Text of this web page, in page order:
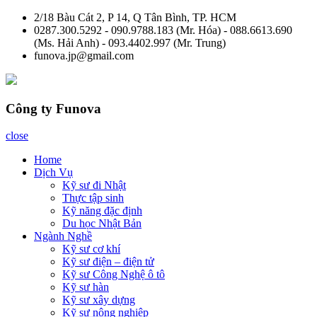
Skip
content
2/18 Bàu Cát 2, P 14, Q Tân Bình, TP. HCM
0287.300.5292 - 090.9788.183 (Mr. Hóa) - 088.6613.690
(Ms. Hải Anh) - 093.4402.997 (Mr. Trung)
funova.jp@gmail.com
Công ty Funova
close
Home
Dịch Vụ
Kỹ sư đi Nhật
Thực tập sinh
Kỹ năng đặc định
Du học Nhật Bản
Ngành Nghề
Kỹ sư cơ khí
Kỹ sư điện – điện tử
Kỹ sư Công Nghệ ô tô
Kỹ sư hàn
Kỹ sư xây dựng
Kỹ sư nông nghiệp